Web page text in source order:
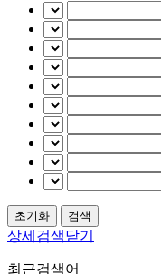
상세검색닫기
최근검색어